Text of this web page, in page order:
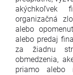
akýchkoľvek
organizačná
alebo
alebo predaj
za žiadnu
obmedzenia,
priamo alebo